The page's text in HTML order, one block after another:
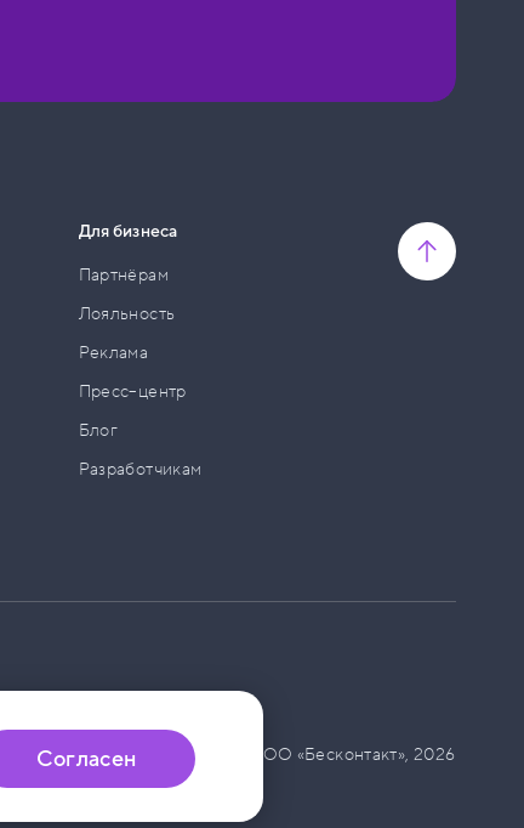
Для бизнеса
Партнёрам
Лояльность
Реклама
Пресс–центр
Блог
Разработчикам
© ООО «Бесконтакт», 2026
Согласен